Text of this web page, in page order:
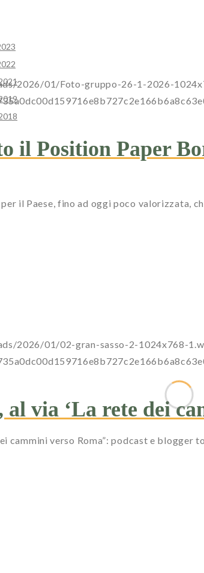
2026/01/Foto-gruppo-26-1-2026-
il Position Paper
il Paese, fino ad oggi poco valorizzata,
2026/01/02-gran-sasso-2-1024x768-
via ‘La rete dei
cammini verso Roma”: podcast e blogger